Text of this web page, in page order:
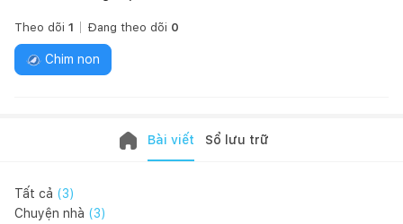
Theo dõi 1 Đang theo dõi 0
Chim non
Bài viết Sổ lưu trữ
Tất cả (3)
Chuyện nhà (3)